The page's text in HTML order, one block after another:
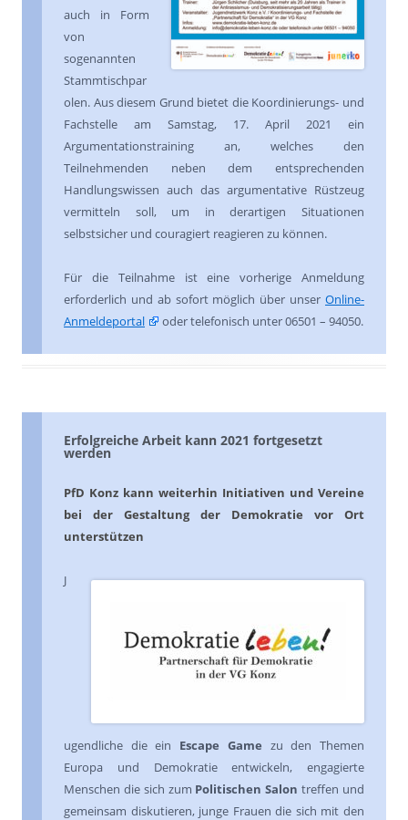
auch in Form
von
sogenannten
Stammtischpar
olen. Aus diesem Grund bietet die Koordinierungs- und
Fachstelle am Samstag, 17. April 2021 ein
Argumentationstraining an, welches den
Teilnehmenden neben dem entsprechenden
Handlungswissen auch das argumentative Rüstzeug
vermitteln soll, um in derartigen Situationen
selbstsicher und couragiert reagieren zu können.
Für die Teilnahme ist eine vorherige Anmeldung
erforderlich und ab sofort möglich über unser Online-
Anmeldeportal
oder telefonisch unter 06501 – 94050.
Erfolgreiche Arbeit kann 2021 fortgesetzt
werden
PfD Konz kann weiterhin Initiativen und Vereine
bei der Gestaltung der Demokratie vor Ort
unterstützen
J
ugendliche die ein Escape Game zu den Themen
Europa und Demokratie entwickeln, engagierte
Menschen die sich zum Politischen Salon treffen und
gemeinsam diskutieren, junge Frauen die sich mit den